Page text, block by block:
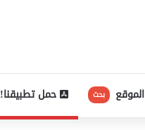
بحث حمل تطبيقنا!